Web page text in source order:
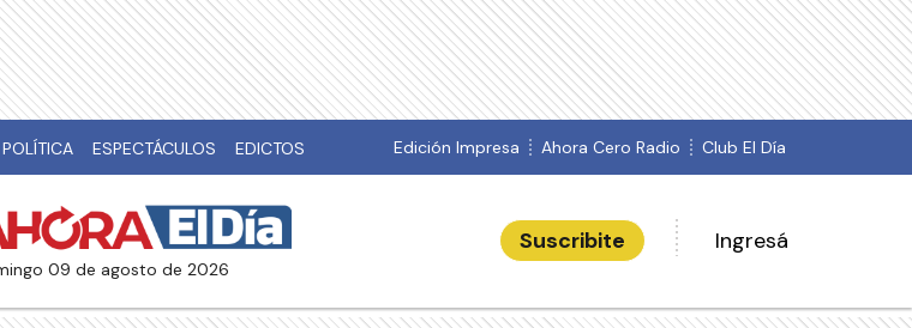
POLÍTICA ESPECTÁCULOS EDICTOS Edición Impresa Ahora Cero Radio Club El Día
09 de agosto de 2026
Suscribite Ingresá